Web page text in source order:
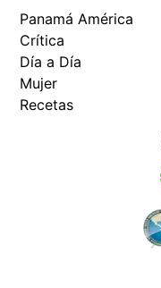
Panamá América
Crítica
Día a Día
Mujer
Recetas